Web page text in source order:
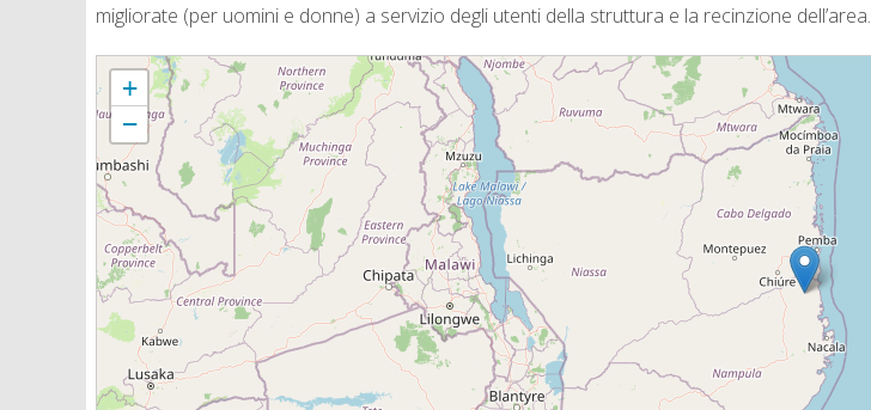
migliorate (per uomini e donne) a servizio degli utenti della struttura e la recinzione dell’area.
MOZAMBICO - Chipene
+
−